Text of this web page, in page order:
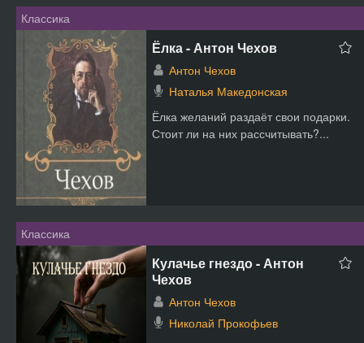
Классика
Ёлка - Антон Чехов
Антон Чехов
Наталья Македонская
Ёлка желаний раздаёт свои подарки.
Стоит ли на них рассчитывать?...
Классика
Кулачье гнездо - Антон
Чехов
Антон Чехов
Николай Прокофьев